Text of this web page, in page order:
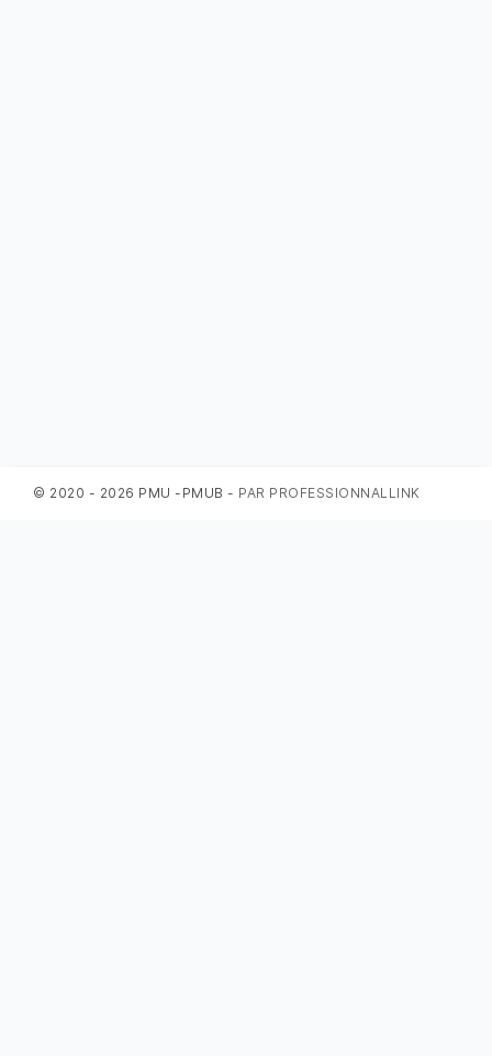
© 2020 - 2026 PMU -PMUB - PAR PROFESSIONNALLINK